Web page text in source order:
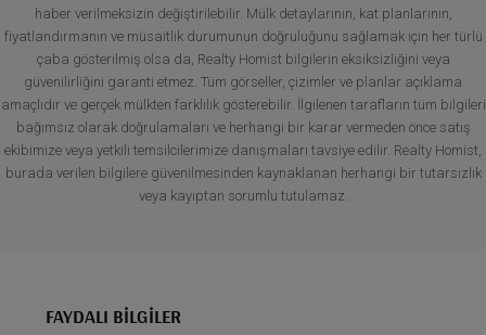
haber verilmeksizin değiştirilebilir. Mülk detaylarının, kat planlarının,
fiyatlandırmanın ve müsaitlik durumunun doğruluğunu sağlamak için her türlü
çaba gösterilmiş olsa da, Realty Homist bilgilerin eksiksizliğini veya
güvenilirliğini garanti etmez. Tüm görseller, çizimler ve planlar açıklama
amaçlıdır ve gerçek mülkten farklılık gösterebilir. İlgilenen tarafların tüm bilgileri
bağımsız olarak doğrulamaları ve herhangi bir karar vermeden önce satış
ekibimize veya yetkili temsilcilerimize danışmaları tavsiye edilir. Realty Homist,
burada verilen bilgilere güvenilmesinden kaynaklanan herhangi bir tutarsızlık
veya kayıptan sorumlu tutulamaz.
FAYDALI BILGILER